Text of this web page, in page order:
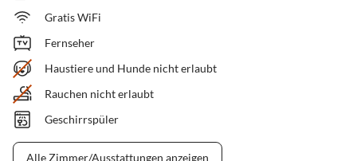
Gratis WiFi
Fernseher
Haustiere und Hunde nicht erlaubt
Rauchen nicht erlaubt
Geschirrspüler
Alle Zimmer/Ausstattungen anzeigen